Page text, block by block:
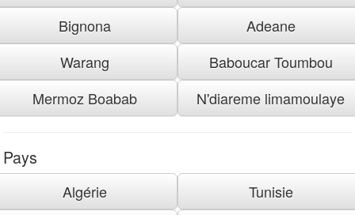
Bignona
Adeane
Warang
Baboucar Toumbou
Mermoz Boabab
N'diareme limamoulaye
Pays
Algérie
Tunisie